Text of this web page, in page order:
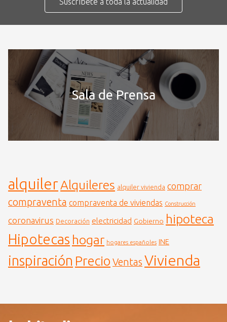
Sala de Prensa
alquilerAlquileres alquiler vivienda comprar
compraventa compraventa de viviendas Construcción
coronavirus Decoración electricidad Gobierno hipoteca
Hipotecas hogar hogares españoles INE
inspiración Precio Ventas Vivienda